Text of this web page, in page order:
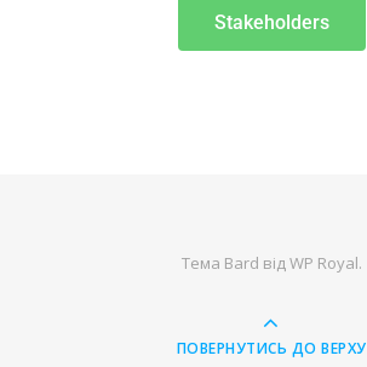
Stakeholders
Тема Bard відWP Royal.
ПОВЕРНУТИСЬ ДО ВЕРХУ